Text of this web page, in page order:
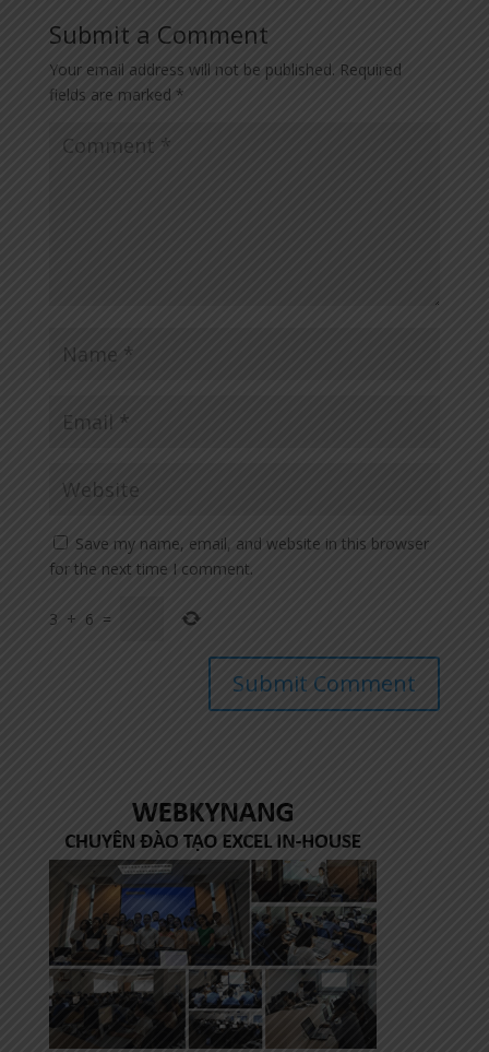
Submit a Comment
Your email address will not be published. Required
fields are marked *
Save my name, email, and website in this browser
for the next time I comment.
3 + 6 =